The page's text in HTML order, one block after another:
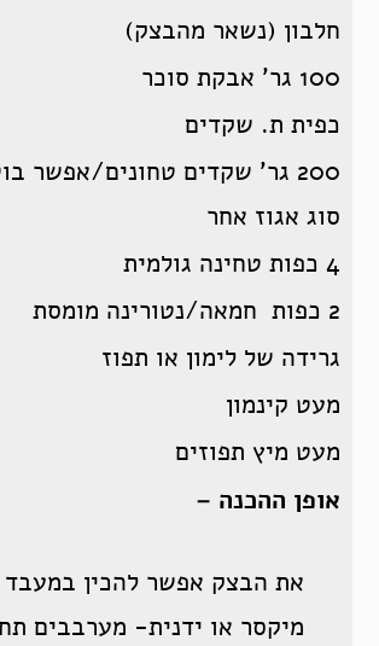
חלבון (נשאר מהבצק)
100 גר’ אבקת סוכר
כפית ת. שקדים
200 גר’ שקדים טחונים/אפשר
סוג אגוז אחר
4 כפות טחינה גולמית
2 כפות חמאה/נטורינה מומסת
גרידה של לימון או תפוז
מעט קינמון
מעט מיץ תפוזים
אופן ההכנה –
את הבצק אפשר להכין במעבד
מיקסר או ידנית- מערבבים